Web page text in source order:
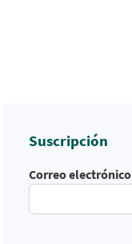
Suscripción
Correo electrónico